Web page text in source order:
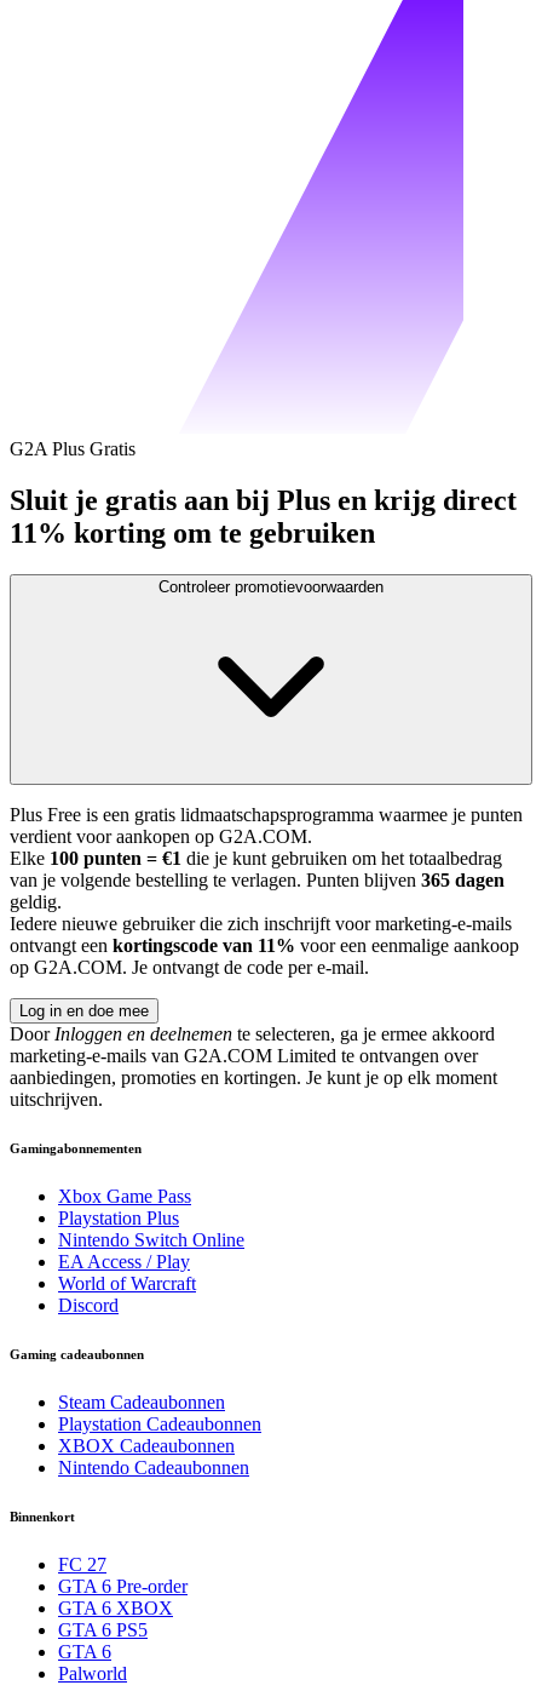
G2A Plus Gratis
Sluit je gratis aan bij Plus en krijg direct
11% korting om te gebruiken
Controleer promotievoorwaarden
Plus Free is een gratis lidmaatschapsprogramma waarmee je punten
verdient voor aankopen op G2A.COM.
Elke 100 punten = €1 die je kunt gebruiken om het totaalbedrag
van je volgende bestelling te verlagen. Punten blijven 365 dagen
geldig.
Iedere nieuwe gebruiker die zich inschrijft voor marketing-e-mails
ontvangt een kortingscode van 11% voor een eenmalige aankoop
op G2A.COM. Je ontvangt de code per e-mail.
Log in en doe mee
Door Inloggen en deelnemen te selecteren, ga je ermee akkoord
marketing-e-mails van G2A.COM Limited te ontvangen over
aanbiedingen, promoties en kortingen. Je kunt je op elk moment
uitschrijven.
Gamingabonnementen
Xbox Game Pass
Playstation Plus
Nintendo Switch Online
EA Access / Play
World of Warcraft
Discord
Gaming cadeaubonnen
Steam Cadeaubonnen
Playstation Cadeaubonnen
XBOX Cadeaubonnen
Nintendo Cadeaubonnen
Binnenkort
FC 27
GTA 6 Pre-order
GTA 6 XBOX
GTA 6 PS5
GTA 6
Palworld